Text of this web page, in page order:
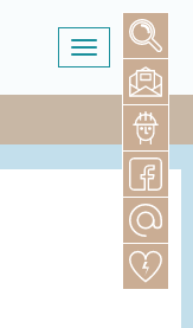
Toggle
navigation